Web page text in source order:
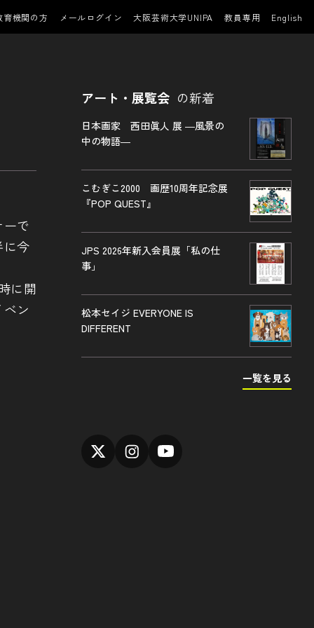
機関の方 メールログイン 大阪芸術大学UNIPA 教員専用 English
で
今
に開
ン
アート・展覧会 の新着
日本画家 西田眞人 展 ―風景の
中の物語―
こむぎこ2000 画歴10周年記念展
『POP QUEST』
JPS 2026年新入会員展「私の仕
事」
松本セイジ EVERYONE IS
DIFFERENT
一覧を見る